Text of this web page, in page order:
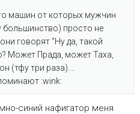
машин от которых мужчин
большинство) просто не
говорят "Ну да, такой
Может Прада, может Таха,
(тфу три раза)....
:wink:
синий нафигатор меня